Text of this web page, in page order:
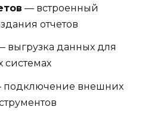
— встроенный
отчетов
выгрузка данных для
системах
внешних